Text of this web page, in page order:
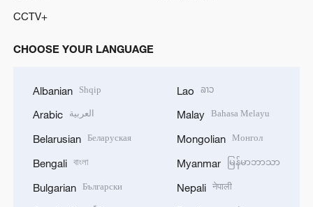
CCTV+
CHOOSE YOUR LANGUAGE
Albanian Shqip
Arabic العربية
Belarusian Беларуская
Bengali বাংলা
Bulgarian Български
Lao ລາວ
Malay Bahasa Melayu
Mongolian Монгол
Myanmar မြန်မာဘာသာ
Nepali नेपाली